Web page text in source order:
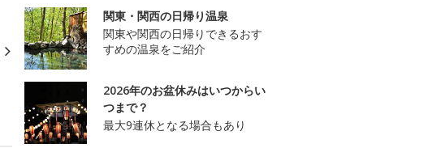
関東・関西の日帰り温泉
関東や関西の日帰りできるおす
すめの温泉をご紹介
2026年のお盆休みはいつからい
つまで？
最大9連休となる場合もあり